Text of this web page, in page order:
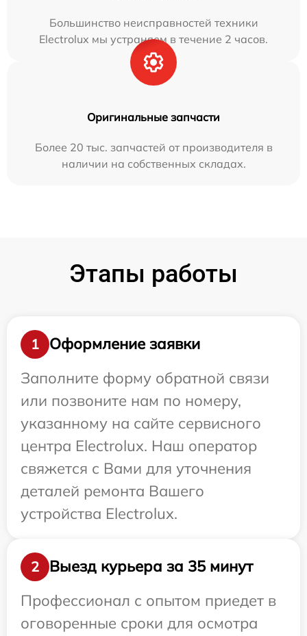
Большинство неисправностей техники
Electrolux мы устраняем в течение 2 часов.
Оригинальные запчасти
Более 20 тыс. запчастей от производителя в
наличии на собственных складах.
Этапы работы
1
Оформление заявки
Заполните форму обратной связи
или позвоните нам по номеру,
указанному на сайте сервисного
центра Electrolux. Наш оператор
свяжется с Вами для уточнения
деталей ремонта Вашего
устройства Electrolux.
2
Выезд курьера за 35 минут
Профессионал с опытом приедет в
оговоренные сроки для осмотра